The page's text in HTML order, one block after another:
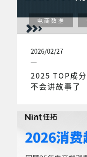
电商数据
2026/02/27
2025 TOP成
不会讲故事了